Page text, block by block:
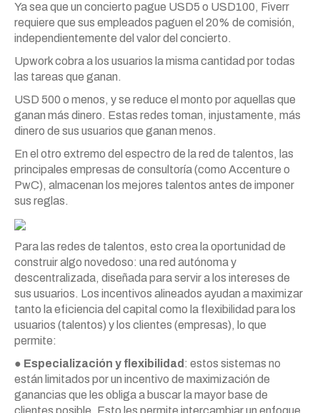
Ya sea que un concierto pague USD5 o USD100, Fiverr
requiere que sus empleados paguen el 20% de comisión,
independientemente del valor del concierto.
Upwork cobra a los usuarios la misma cantidad por todas
las tareas que ganan.
USD 500 o menos, y se reduce el monto por aquellas que
ganan más dinero. Estas redes toman, injustamente, más
dinero de sus usuarios que ganan menos.
En el otro extremo del espectro de la red de talentos, las
principales empresas de consultoría (como Accenture o
PwC), almacenan los mejores talentos antes de imponer
sus reglas.
Para las redes de talentos, esto crea la oportunidad de
construir algo novedoso: una red autónoma y
descentralizada, diseñada para servir a los intereses de
sus usuarios. Los incentivos alineados ayudan a maximizar
tanto la eficiencia del capital como la flexibilidad para los
usuarios (talentos) y los clientes (empresas), lo que
permite:
● Especialización y flexibilidad : estos sistemas no
están limitados por un incentivo de maximización de
ganancias que les obliga a buscar la mayor base de
clientes posible. Esto les permite intercambiar un enfoque